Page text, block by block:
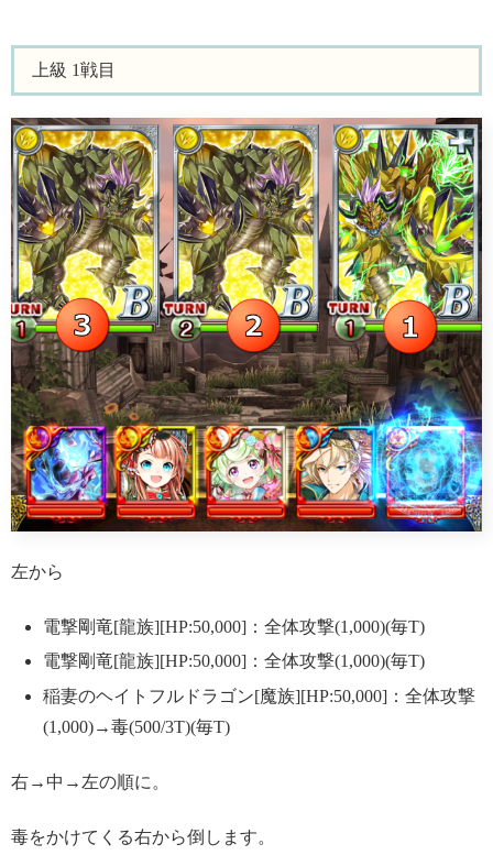
上級 1戦目
左から
電撃剛竜[龍族][HP:50,000]：全体攻撃(1,000)(毎T)
電撃剛竜[龍族][HP:50,000]：全体攻撃(1,000)(毎T)
稲妻のヘイトフルドラゴン[魔族][HP:50,000]：全体攻撃
(1,000)→毒(500/3T)(毎T)
右→中→左の順に。
毒をかけてくる右から倒します。